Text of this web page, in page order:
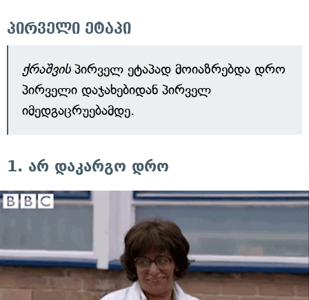
პირველი ეტაპი
ქრაშვისპირველ ეტაპად მოიაზრებდა დრო
პირველი დაჯახებიდან პირველ
იმედგაცრუებამდე.
1. არ დაკარგო დრო